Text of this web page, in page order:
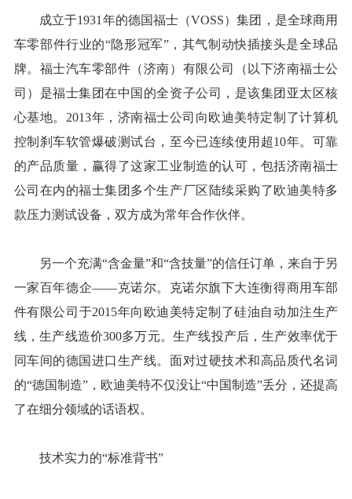
成立于1931年的德国福士（VOSS）集团，是全球商用
车零部件行业的“隐形冠军”，其气制动快插接头是全球品
牌。福士汽车零部件（济南）有限公司（以下济南福士公
司）是福士集团在中国的全资子公司，是该集团亚太区核
心基地。2013年，济南福士公司向欧迪美特定制了计算机
控制刹车软管爆破测试台，至今已连续使用超10年。可靠
的产品质量，赢得了这家工业制造的认可，包括济南福士
公司在内的福士集团多个生产厂区陆续采购了欧迪美特多
款压力测试设备，双方成为常年合作伙伴。
另一个充满“含金量”和“含技量”的信任订单，来自于另
一家百年德企——克诺尔。克诺尔旗下大连衡得商用车部
件有限公司于2015年向欧迪美特定制了硅油自动加注生产
线，生产线造价300多万元。生产线投产后，生产效率优于
同车间的德国进口生产线。面对过硬技术和高品质代名词
的“德国制造”，欧迪美特不仅没让“中国制造”丢分，还提高
了在细分领域的话语权。
技术实力的“标准背书”